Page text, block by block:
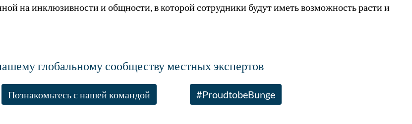
на инклюзивности и общности, в которой сотрудники будут иметь возможность расти и
глобальному сообществу местных экспертов
Познакомьтесь с нашей командой #ProudtobeBunge